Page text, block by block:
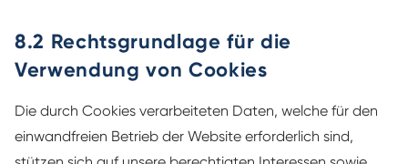
8.2 Rechtsgrundlage für die
Verwendung von Cookies
Die durch Cookies verarbeiteten Daten, welche für den
einwandfreien Betrieb der Website erforderlich sind,